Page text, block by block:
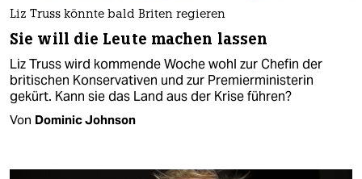
Liz Truss könnte bald Briten regieren
Sie will die Leute machen lassen
Liz Truss wird kommende Woche wohl zur Chefin der
britischen Konservativen und zur Premierministerin
gekürt. Kann sie das Land aus der Krise führen?
Von Dominic Johnson